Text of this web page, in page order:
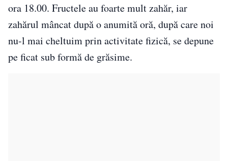
ora 18.00. Fructele au foarte mult zahăr, iar
zahărul mâncat după o anumită oră, după care noi
nu-l mai cheltuim prin activitate fizică, se depune
pe ficat sub formă de grăsime.